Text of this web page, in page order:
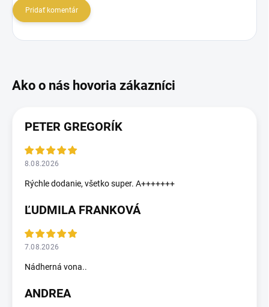
Pridať komentár
PETER GREGORÍK
8.08.2026
Rýchle dodanie, všetko super. A+++++++
ĽUDMILA FRANKOVÁ
7.08.2026
Nádherná vona..
ANDREA